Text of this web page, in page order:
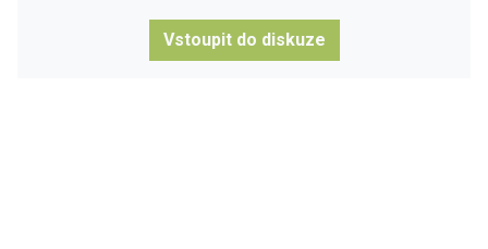
Vstoupit do diskuze